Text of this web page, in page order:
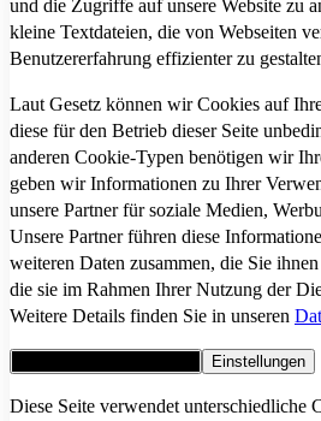
und die Zugriffe auf unsere Website zu
kleine Textdateien, die von Webseiten
Benutzererfahrung effizienter zu
Laut Gesetz können wir Cookies auf
diese für den Betrieb dieser Seite
anderen Cookie-Typen benötigen wir
geben wir Informationen zu Ihrer
unsere Partner für soziale Medien,
Unsere Partner führen diese
weiteren Daten zusammen, die Sie
die sie im Rahmen Ihrer Nutzung der
Weitere Details finden Sie in unseren
Einstellungen
Diese Seite verwendet unterschiedliche